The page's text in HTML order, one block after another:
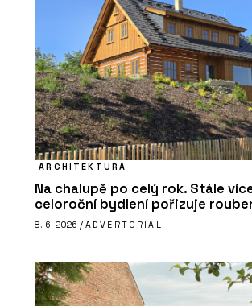
ARCHITEKTURA
Na chalupě po celý rok. Stále
celoroční bydlení pořizuje
8. 6. 2026 / ADVERTORIAL